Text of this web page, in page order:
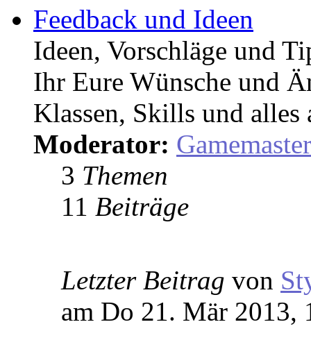
Feedback und Ideen
Ideen, Vorschläge und
Ihr Eure Wünsche und
Klassen, Skills und
Moderator: Gamemaster
3 Themen
11 Beiträge
Letzter Beitrag von
am Do 21. Mär 2013,